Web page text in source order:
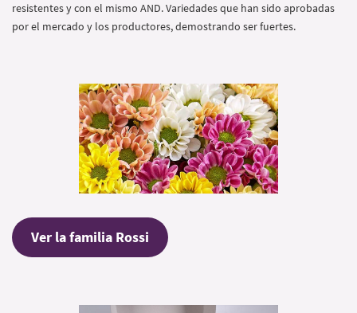
resistentes y con el mismo AND. Variedades que han sido aprobadas
por el mercado y los productores, demostrando ser fuertes.
Ver la familia Rossi